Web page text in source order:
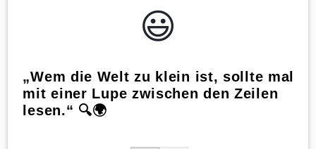
😃️
„Wem die Welt zu klein ist, sollte mal
mit einer Lupe zwischen den Zeilen
lesen.“ 🔍🌍